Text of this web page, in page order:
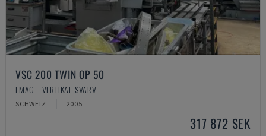
VSC 200 TWIN OP 50
EMAG - VERTIKAL SVARV
SCHWEIZ 2005
317 872 SEK